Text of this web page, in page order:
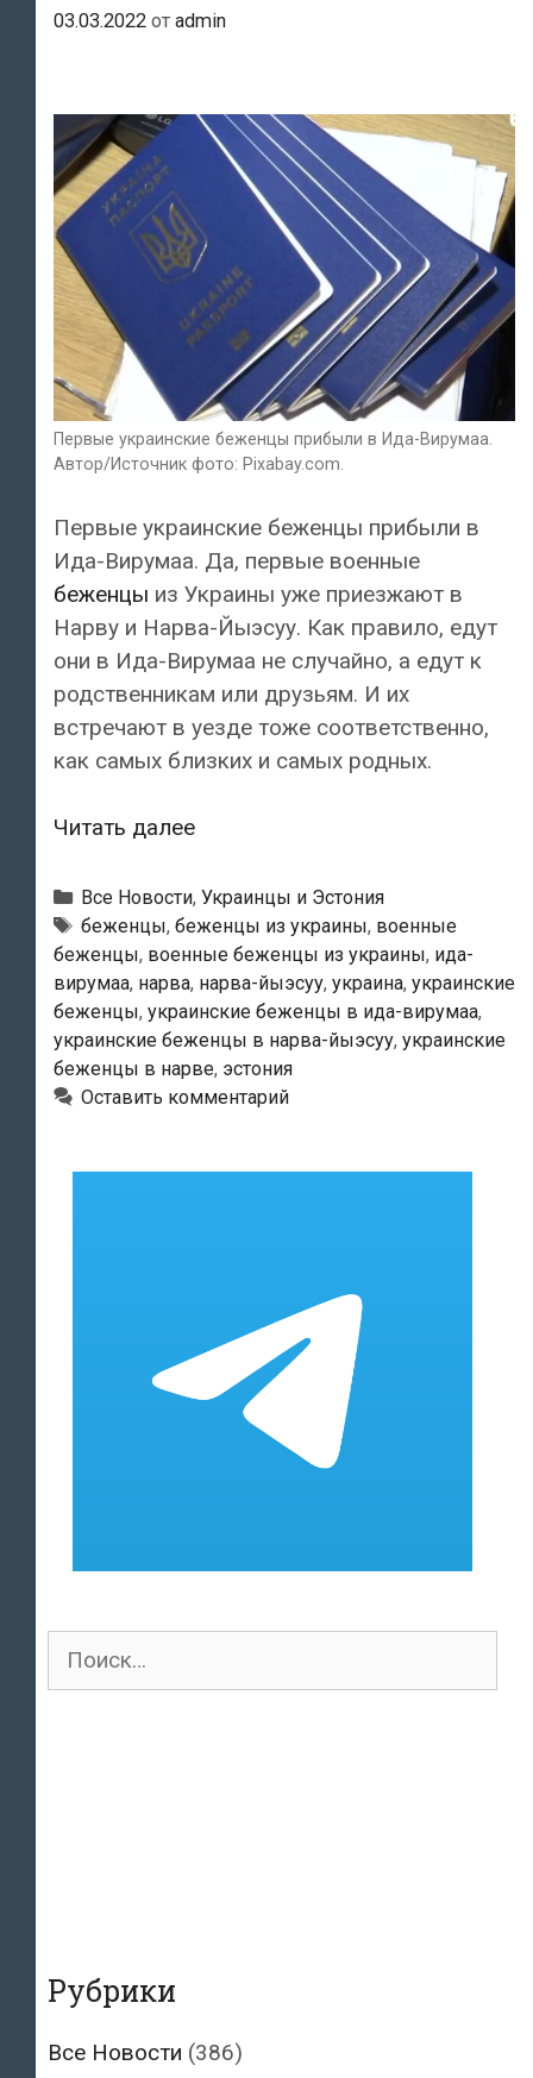
03.03.2022 от admin
Первые украинские беженцы прибыли в Ида-Вирумаа.
Автор/Источник фото: Pixabay.com.
Первые украинские беженцы прибыли в
Ида-Вирумаа. Да, первые военные
беженцы из Украины уже приезжают в
Нарву и Нарва-Йыэсуу. Как правило, едут
они в Ида-Вирумаа не случайно, а едут к
родственникам или друзьям. И их
встречают в уезде тоже соответственно,
как самых близких и самых родных.
Читать далееПервые
беженцы
прибыли
в
Ида-
Вирумаа
Рубрики
Все Новости, Украинцы и Эстония
Метки
беженцы, беженцы из украины, военные
беженцы, военные беженцы из украины, ида-
вирумаа, нарва, нарва-йыэсуу, украина, украинские
беженцы, украинские беженцы в ида-вирумаа,
украинские беженцы в нарва-йыэсуу, украинские
беженцы в нарве, эстония
Оставить комментарий
Поиск
Рубрики
Все Новости (386)